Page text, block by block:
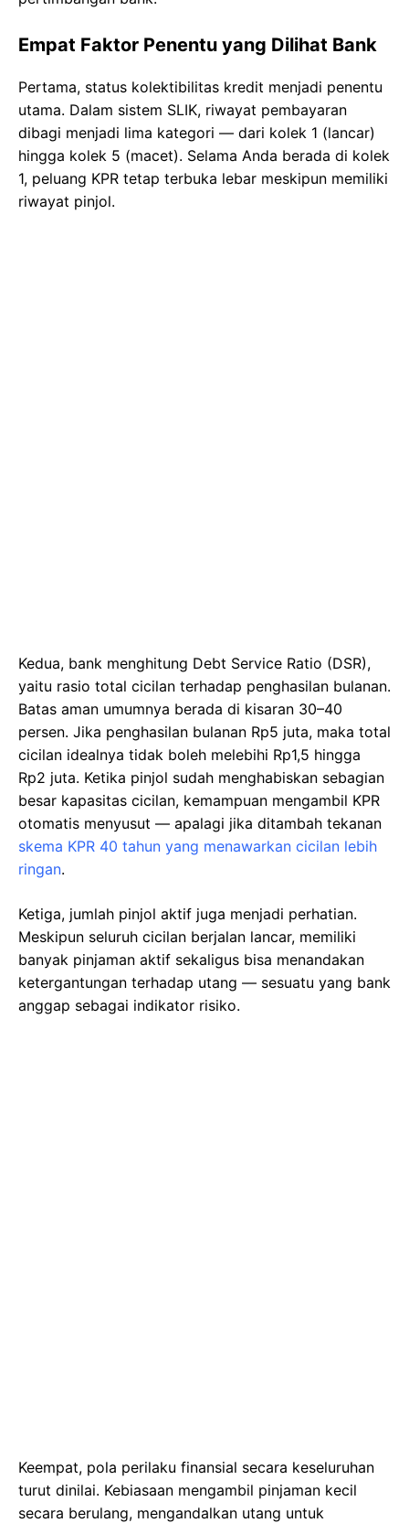
Empat Faktor Penentu yang Dilihat Bank
Pertama, status kolektibilitas kredit menjadi penentu
utama. Dalam sistem SLIK, riwayat pembayaran
dibagi menjadi lima kategori — dari kolek 1 (lancar)
hingga kolek 5 (macet). Selama Anda berada di kolek
1, peluang KPR tetap terbuka lebar meskipun memiliki
riwayat pinjol.
Kedua, bank menghitung Debt Service Ratio (DSR),
yaitu rasio total cicilan terhadap penghasilan bulanan.
Batas aman umumnya berada di kisaran 30–40
persen. Jika penghasilan bulanan Rp5 juta, maka total
cicilan idealnya tidak boleh melebihi Rp1,5 hingga
Rp2 juta. Ketika pinjol sudah menghabiskan sebagian
besar kapasitas cicilan, kemampuan mengambil KPR
otomatis menyusut — apalagi jika ditambah tekanan
skema KPR 40 tahun yang menawarkan cicilan lebih
ringan.
Ketiga, jumlah pinjol aktif juga menjadi perhatian.
Meskipun seluruh cicilan berjalan lancar, memiliki
banyak pinjaman aktif sekaligus bisa menandakan
ketergantungan terhadap utang — sesuatu yang bank
anggap sebagai indikator risiko.
Keempat, pola perilaku finansial secara keseluruhan
turut dinilai. Kebiasaan mengambil pinjaman kecil
secara berulang, mengandalkan utang untuk